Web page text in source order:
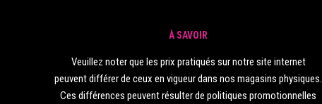
À SAVOIR
Veuillez noter que les prix pratiqués sur notre site internet
peuvent différer de ceux en vigueur dans nos magasins physiques.
Ces différences peuvent résulter de politiques promotionnelles